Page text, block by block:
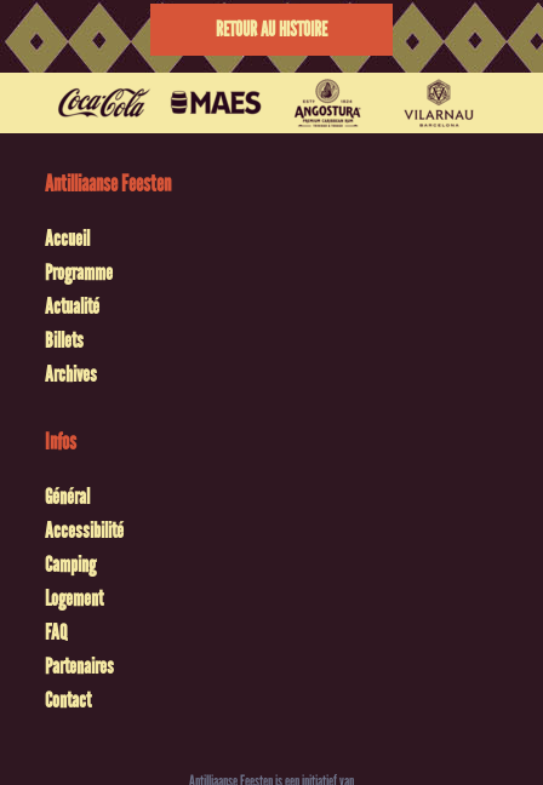
RETOUR AU HISTOIRE
Antilliaanse Feesten
Accueil
Programme
Actualité
Billets
Archives
Infos
Général
Accessibilité
Camping
Logement
FAQ
Partenaires
Contact
Antilliaanse Feesten is een initiatief van